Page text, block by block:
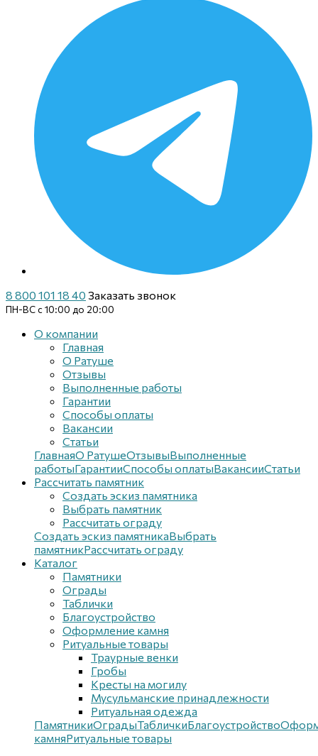
8 800 101 18 40 Заказать звонок
ПН-ВС с 10:00 до 20:00
О компании
Главная
О Ратуше
Отзывы
Выполненные работы
Гарантии
Способы оплаты
Вакансии
Статьи
ГлавнаяО РатушеОтзывыВыполненные
работыГарантииСпособы оплатыВакансииСтатьи
Рассчитать памятник
Создать эскиз памятника
Выбрать памятник
Рассчитать ограду
Создать эскиз памятникаВыбрать
памятникРассчитать ограду
Каталог
Памятники
Ограды
Таблички
Благоустройствo
Оформление камня
Ритуальные товары
Траурные венки
Гробы
Кресты на могилу
Мусульманские принадлежности
Ритуальная одежда
ПамятникиОградыТабличкиБлагоустройствo
камняРитуальные товары